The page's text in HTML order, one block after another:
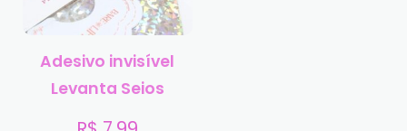
Adesivo invisível
Levanta Seios